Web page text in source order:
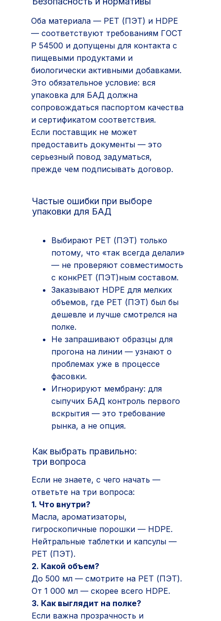
Если не знаете, с чего начать —
ответьте на три вопроса:
1. Что внутри?
Масла, ароматизаторы,
гигроскопичные порошки — HDPE.
Нейтральные таблетки и капсулы —
РЕТ (ПЭТ).
2. Какой объем?
До 500 мл — смотрите на РЕТ (ПЭТ).
От 1 000 мл — скорее всего HDPE.
3. Как выглядит на полке?
Если важна прозрачность и
Выбирают РЕТ (ПЭТ) только
потому, что «так всегда делали»
— не проверяют совместимость
с конкРЕТ (ПЭТ)ным составом.
Заказывают HDPE для мелких
объемов, где РЕТ (ПЭТ) был бы
дешевле и лучше смотрелся на
полке.
Не запрашивают образцы для
прогона на линии — узнают о
проблемах уже в процессе
фасовки.
Игнорируют мембрану: для
сыпучих БАД контроль первого
вскрытия — это требование
рынка, а не опция.
Оба материала — РЕТ (ПЭТ) и HDPE
— соответствуют требованиям ГОСТ
Р 54500 и допущены для контакта с
пищевыми продуктами и
биологически активными добавками.
Это обязательное условие: вся
упаковка для БАД должна
сопровождаться паспортом качества
и сертификатом соответствия.
Если поставщик не может
предоставить документы — это
серьезный повод задуматься,
прежде чем подписывать договор.
Частые ошибки при выборе
упаковки для БАД
Как выбрать правильно:
три вопроса